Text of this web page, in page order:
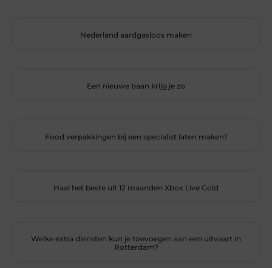
Nederland aardgasloos maken
Een nieuwe baan krijg je zo
Food verpakkingen bij een specialist laten maken?
Haal het beste uit 12 maanden Xbox Live Gold
Welke extra diensten kun je toevoegen aan een uitvaart in
Rotterdam?